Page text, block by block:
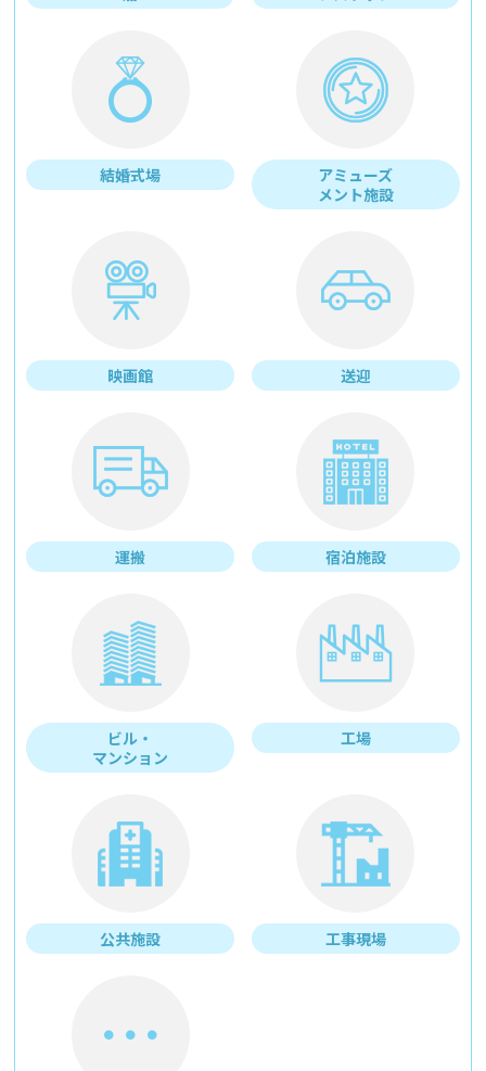
結婚式場
アミューズ
メント施設
映画館 送迎
運搬 宿泊施設
ビル・
マンション
工場
公共施設 工事現場